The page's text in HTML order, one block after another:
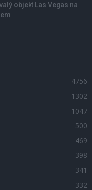
objekt Las Vegas na
4756
1302
1047
500
469
398
341
332